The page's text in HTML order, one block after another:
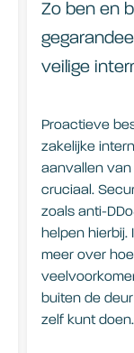
Zo ben en
veilige
Proactieve
zakelijke
aanvallen
cruciaal.
zoals anti-
helpen hierbij.
meer over
buiten de
zelf kunt doen.